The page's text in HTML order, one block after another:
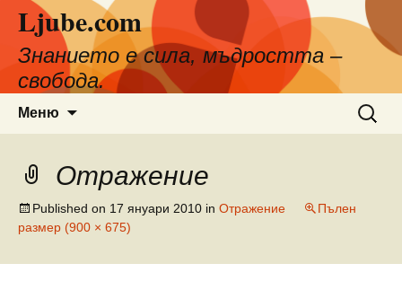
съдържанието
Ljube.com
Знанието е сила, мъдростта –
свобода.
Меню
за:
Отражение
Published on 17 януари 2010 in Отражение
Пълен
размер (900 × 675)